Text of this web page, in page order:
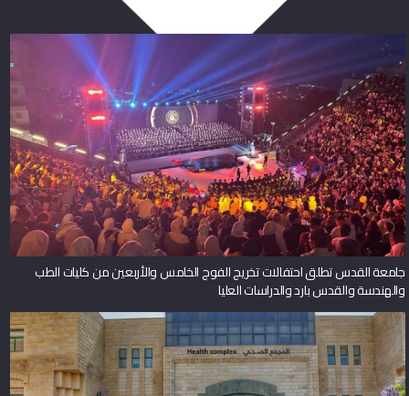
جامعة القدس تطلق احتفالات تخريج الفوج الخامس والأربعين من كليات الطب
والهندسة والقدس بارد والدراسات العليا